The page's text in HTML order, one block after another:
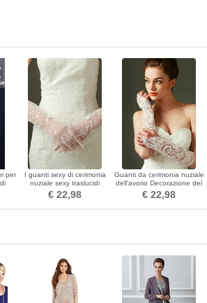
per
I guanti sexy di cerimonia
nuziale sexy traslucidi
hanno barrato il dito lungo
€ 22,98
Guanti da cerimonia nuziale
dell'avorio Decorazione del
tessuto del merletto Caduta
traslucida
€ 22,98